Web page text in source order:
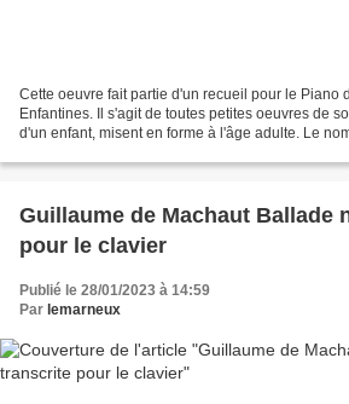
Cette oeuvre fait partie d'un recueil pour le Piano
Enfantines. Il s'agit de toutes petites oeuvres de
d'un enfant, misent en forme à l'âge adulte. Le
Guillaume de Machaut Ballade n° 41 transcrite
pour le clavier
Publié le 28/01/2023 à 14:59
Par lemarneux